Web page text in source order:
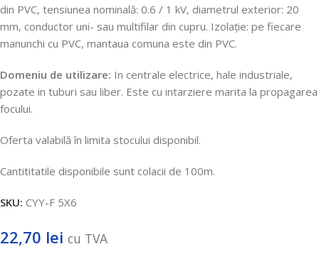
din PVC, tensiunea nominală: 0.6 / 1 kV, diametrul exterior: 20
mm, conductor uni- sau multifilar din cupru. Izolație: pe fiecare
manunchi cu PVC, mantaua comuna este din PVC.
Domeniu de utilizare: In centrale electrice, hale industriale,
pozate in tuburi sau liber. Este cu intarziere marita la propagarea
focului.
Oferta valabilă în limita stocului disponibil.
Cantititatile disponibile sunt colacii de 100m.
SKU: CYY-F 5X6
22,70 lei cu TVA